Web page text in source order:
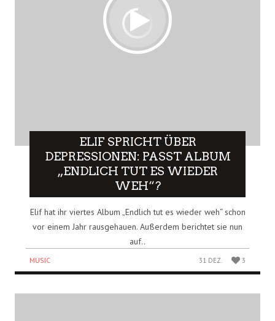
ELIF SPRICHT ÜBER
DEPRESSIONEN: PASST ALBUM
„ENDLICH TUT ES WIEDER
WEH“?
Elif hat ihr viertes Album „Endlich tut es wieder weh“ schon
vor einem Jahr rausgehauen. Außerdem berichtet sie nun
auf..
MUSIC 31 DEZ. 3